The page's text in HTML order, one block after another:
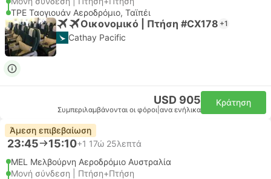
TPE Ταογιουάν Αεροδρόμιο, Ταϊπέι
Οικονομικό | Πτήση #CX178 +1
Cathay Pacific
USD 905
Συμπεριλαμβάνονται οι φόροι ανα ενήλικα
Κράτηση
Άμεση επιβεβαίωση
23:45 15:10+1 17ώ 25λεπτά
MEL Μελβούρνη Αεροδρόμιο Αυστραλία
Μονή σύνδεση | Πτήση+Πτήση